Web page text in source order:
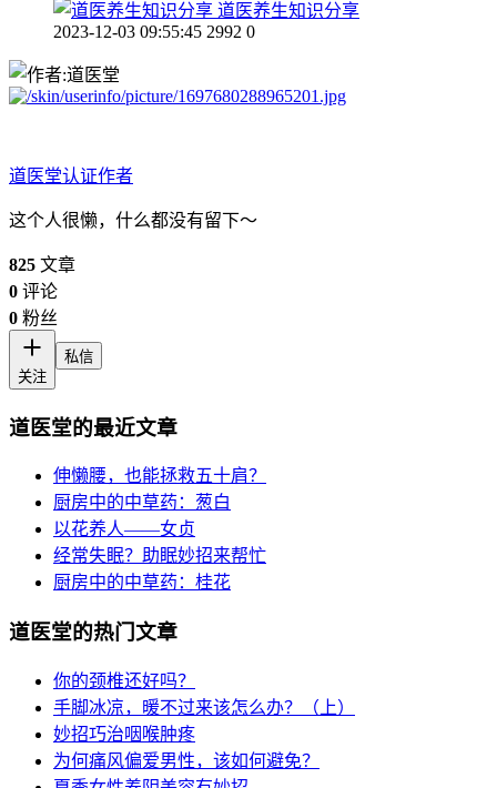
道医养生知识分享
2023-12-03 09:55:45 2992 0
道医堂认证作者
这个人很懒，什么都没有留下～
825 文章
0 评论
0 粉丝
关注
私信
道医堂的最近文章
伸懒腰，也能拯救五十肩？
厨房中的中草药：葱白
以花养人——女贞
经常失眠？助眠妙招来帮忙
厨房中的中草药：桂花
道医堂的热门文章
你的颈椎还好吗？
手脚冰凉，暖不过来该怎么办？（上）
妙招巧治咽喉肿疼
为何痛风偏爱男性，该如何避免？